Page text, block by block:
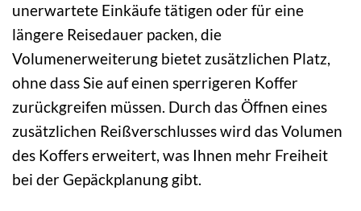
unerwartete Einkäufe tätigen oder für eine
längere Reisedauer packen, die
Volumenerweiterung bietet zusätzlichen Platz,
ohne dass Sie auf einen sperrigeren Koffer
zurückgreifen müssen. Durch das Öffnen eines
zusätzlichen Reißverschlusses wird das Volumen
des Koffers erweitert, was Ihnen mehr Freiheit
bei der Gepäckplanung gibt.